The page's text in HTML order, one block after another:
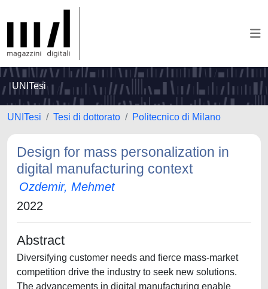
UNITesi
UNITesi Tesi di dottorato Politecnico di Milano
Design for mass personalization in
digital manufacturing context
Ozdemir, Mehmet
2022
Abstract
Diversifying customer needs and fierce mass-market
competition drive the industry to seek new solutions.
The advancements in digital manufacturing enable